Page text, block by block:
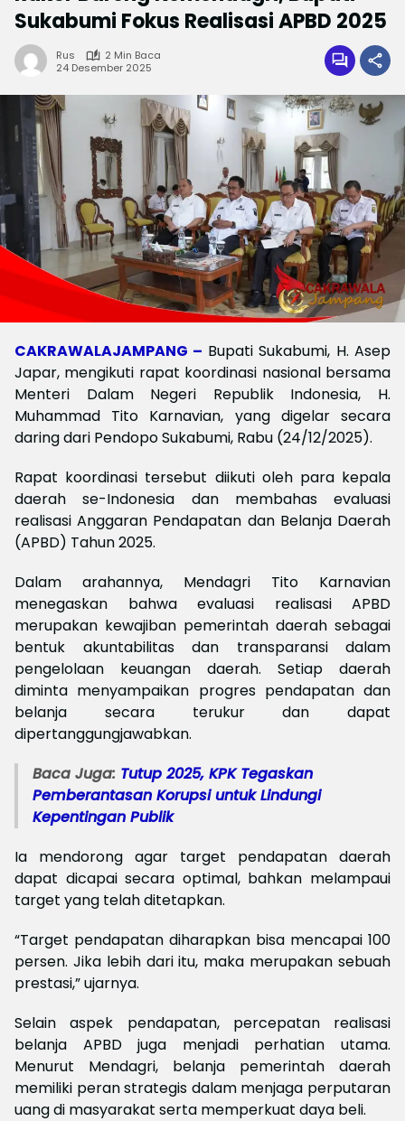
Sukabumi Fokus Realisasi APBD 2025
Rus
2 Min Baca
24 Desember 2025
CAKRAWALAJAMPANG – Bupati Sukabumi, H. Asep
Japar, mengikuti rapat koordinasi nasional bersama
Menteri Dalam Negeri Republik Indonesia, H.
Muhammad Tito Karnavian, yang digelar secara
daring dari Pendopo Sukabumi, Rabu (24/12/2025).
Rapat koordinasi tersebut diikuti oleh para kepala
daerah se-Indonesia dan membahas evaluasi
realisasi Anggaran Pendapatan dan Belanja Daerah
(APBD) Tahun 2025.
Dalam arahannya, Mendagri Tito Karnavian
menegaskan bahwa evaluasi realisasi APBD
merupakan kewajiban pemerintah daerah sebagai
bentuk akuntabilitas dan transparansi dalam
pengelolaan keuangan daerah. Setiap daerah
diminta menyampaikan progres pendapatan dan
belanja secara terukur dan dapat
dipertanggungjawabkan.
Baca Juga: Tutup 2025, KPK Tegaskan
Pemberantasan Korupsi untuk Lindungi
Kepentingan Publik
Ia mendorong agar target pendapatan daerah
dapat dicapai secara optimal, bahkan melampaui
target yang telah ditetapkan.
“Target pendapatan diharapkan bisa mencapai 100
persen. Jika lebih dari itu, maka merupakan sebuah
prestasi,” ujarnya.
Selain aspek pendapatan, percepatan realisasi
belanja APBD juga menjadi perhatian utama.
Menurut Mendagri, belanja pemerintah daerah
memiliki peran strategis dalam menjaga perputaran
uang di masyarakat serta memperkuat daya beli.